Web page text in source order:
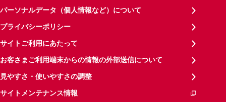
パーソナルデータ（個人情報など）について
プライバシーポリシー
サイトご利用にあたって
お客さまご利用端末からの情報の外部送信について
見やすさ・使いやすさの調整
サイトメンテナンス情報